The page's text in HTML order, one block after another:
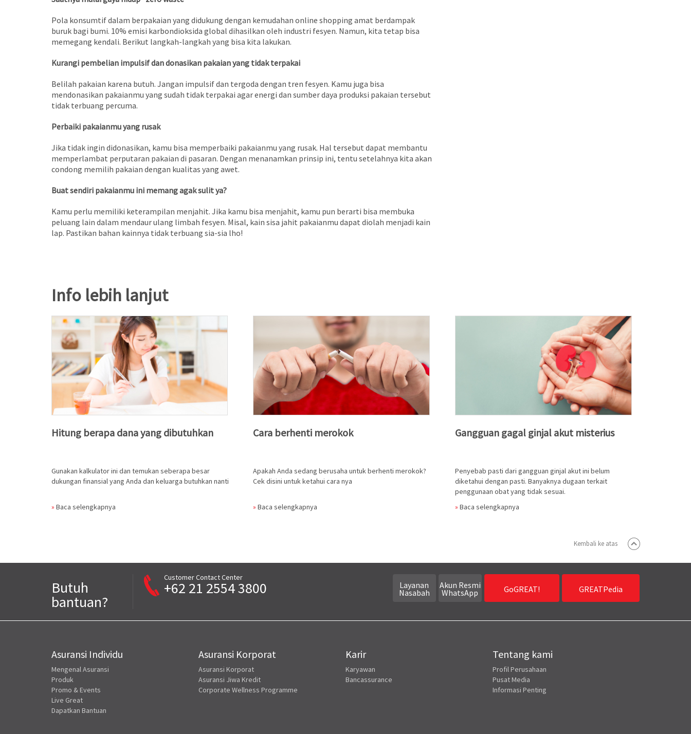
Pola konsumtif dalam berpakaian yang didukung dengan kemudahan online shopping amat berdampak
buruk bagi bumi. 10% emisi karbondioksida global dihasilkan oleh industri fesyen. Namun, kita tetap bisa
memegang kendali. Berikut langkah-langkah yang bisa kita lakukan.
Kurangi pembelian impulsif dan donasikan pakaian yang tidak terpakai
Belilah pakaian karena butuh. Jangan impulsif dan tergoda dengan tren fesyen. Kamu juga bisa
mendonasikan pakaianmu yang sudah tidak terpakai agar energi dan sumber daya produksi pakaian tersebut
tidak terbuang percuma.
Perbaiki pakaianmu yang rusak
Jika tidak ingin didonasikan, kamu bisa memperbaiki pakaianmu yang rusak. Hal tersebut dapat membantu
memperlambat perputaran pakaian di pasaran. Dengan menanamkan prinsip ini, tentu setelahnya kita akan
condong memilih pakaian dengan kualitas yang awet.
Buat sendiri pakaianmu ini memang agak sulit ya?
Kamu perlu memiliki keterampilan menjahit. Jika kamu bisa menjahit, kamu pun berarti bisa membuka
peluang lain dalam mendaur ulang limbah fesyen. Misal, kain sisa jahit pakaianmu dapat diolah menjadi kain
lap. Pastikan bahan kainnya tidak terbuang sia-sia lho!
Info lebih lanjut
Hitung berapa dana yang dibutuhkan
Gunakan kalkulator ini dan temukan seberapa besar
dukungan finansial yang Anda dan keluarga butuhkan nanti
» Baca selengkapnya
Cara berhenti merokok
Apakah Anda sedang berusaha untuk berhenti merokok?
Cek disini untuk ketahui cara nya
» Baca selengkapnya
Gangguan gagal ginjal akut misterius
Penyebab pasti dari gangguan ginjal akut ini belum
diketahui dengan pasti. Banyaknya dugaan terkait
penggunaan obat yang tidak sesuai.
» Baca selengkapnya
Kembali ke atas
Butuh
bantuan?
Customer Contact Center
+62 21 2554 3800 Layanan
Nasabah
Akun Resmi
WhatsApp GoGREAT! GREATPedia
Asuransi Individu
Mengenal Asuransi
Produk
Promo & Events
Live Great
Dapatkan Bantuan
Asuransi Korporat
Asuransi Korporat
Asuransi Jiwa Kredit
Corporate Wellness Programme
Karir
Karyawan
Bancassurance
Tentang kami
Profil Perusahaan
Pusat Media
Informasi Penting